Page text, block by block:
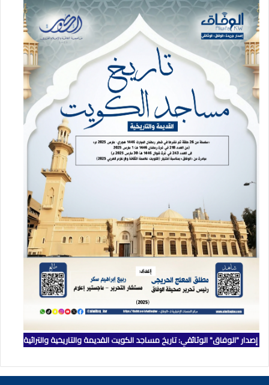
إصدار "الوفاق" الوثائقي: تاريخ مساجد الكويت القديمة والتاريخية والتراثية